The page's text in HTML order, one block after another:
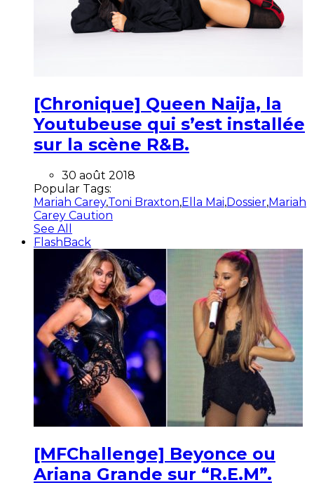
[Chronique] Queen Naija, la
Youtubeuse qui s’est installée
sur la scène R&B.
30 août 2018
Popular Tags:
Mariah Carey,Toni Braxton,Ella Mai,Dossier,Mariah
Carey Caution
See All
FlashBack
[MFChallenge] Beyonce ou
Ariana Grande sur “R.E.M”.